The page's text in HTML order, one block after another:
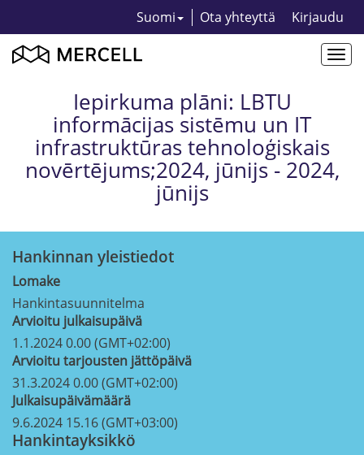
Suomi Ota yhteyttä Kirjaudu
Iepirkuma plāni: LBTU
informācijas sistēmu un IT
infrastruktūras tehnoloģiskais
novērtējums;2024, jūnijs - 2024,
jūnijs
Hankinnan yleistiedot
Lomake
Hankintasuunnitelma
Arvioitu julkaisupäivä
1.1.2024 0.00 (GMT+02:00)
Arvioitu tarjousten jättöpäivä
31.3.2024 0.00 (GMT+02:00)
Julkaisupäivämäärä
9.6.2024 15.16 (GMT+03:00)
Hankintayksikkö